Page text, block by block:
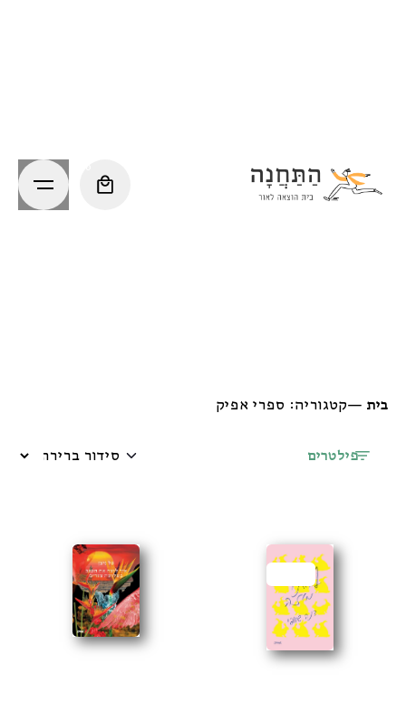
בית —קטגוריה: ספרי אפיק
פילטרים